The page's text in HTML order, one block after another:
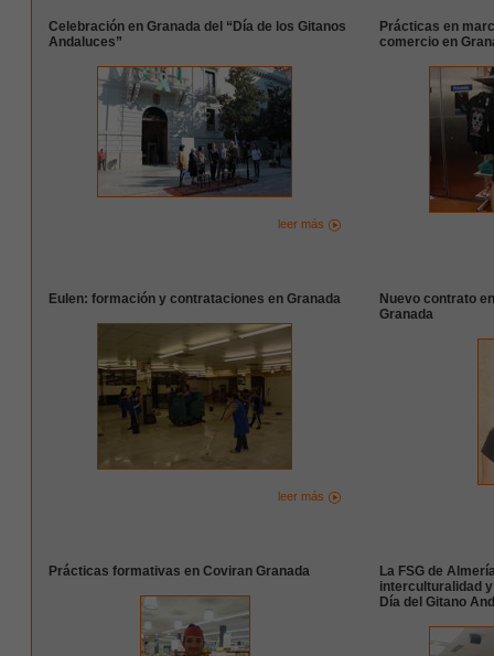
Celebración en Granada del “Día de los Gitanos
Andaluces”
leer más
Prácticas en
comercio en
Eulen: formación y contrataciones en Granada
leer más
Nuevo contrato
Granada
Prácticas formativas en Coviran Granada
La FSG de
interculturalidad
Día del Gitano